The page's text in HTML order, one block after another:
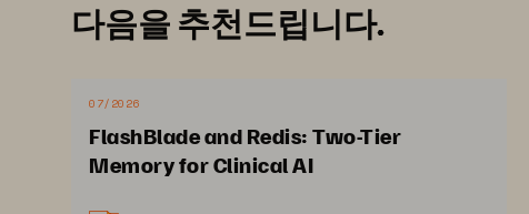
다음을 추천드립니다.
07/2026
FlashBlade and Redis: Two-Tier
Memory for Clinical AI